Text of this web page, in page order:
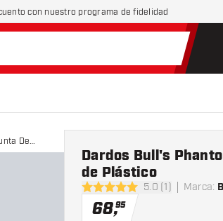
con nuestro programa de fidelidad
De
5 estrellas de puntuación
5.0 (1) Marca:
Dardos Bull's
de Plástico
68,95